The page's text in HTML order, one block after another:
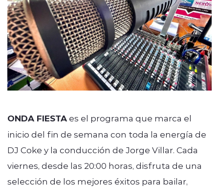
ONDA FIESTA es el programa que marca el
inicio del fin de semana con toda la energía de
DJ Coke y la conducción de Jorge Villar. Cada
viernes, desde las 20:00 horas, disfruta de una
selección de los mejores éxitos para bailar,